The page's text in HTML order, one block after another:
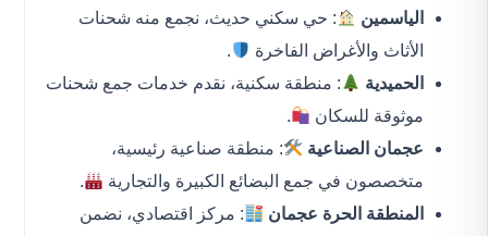
الياسمين
: حي سكني حديث، نجمع منه شحنات
الأثاث والأغراض الفاخرة
.
الحميدية
: منطقة سكنية، نقدم خدمات جمع شحنات
موثوقة للسكان
.
عجمان الصناعية
: منطقة صناعية رئيسية،
متخصصون في جمع البضائع الكبيرة والتجارية
.
المنطقة الحرة عجمان
: مركز اقتصادي، نضمن